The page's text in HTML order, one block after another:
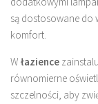
są dostosowane do
komfort.
W łazience
równomierne
szczelności, aby